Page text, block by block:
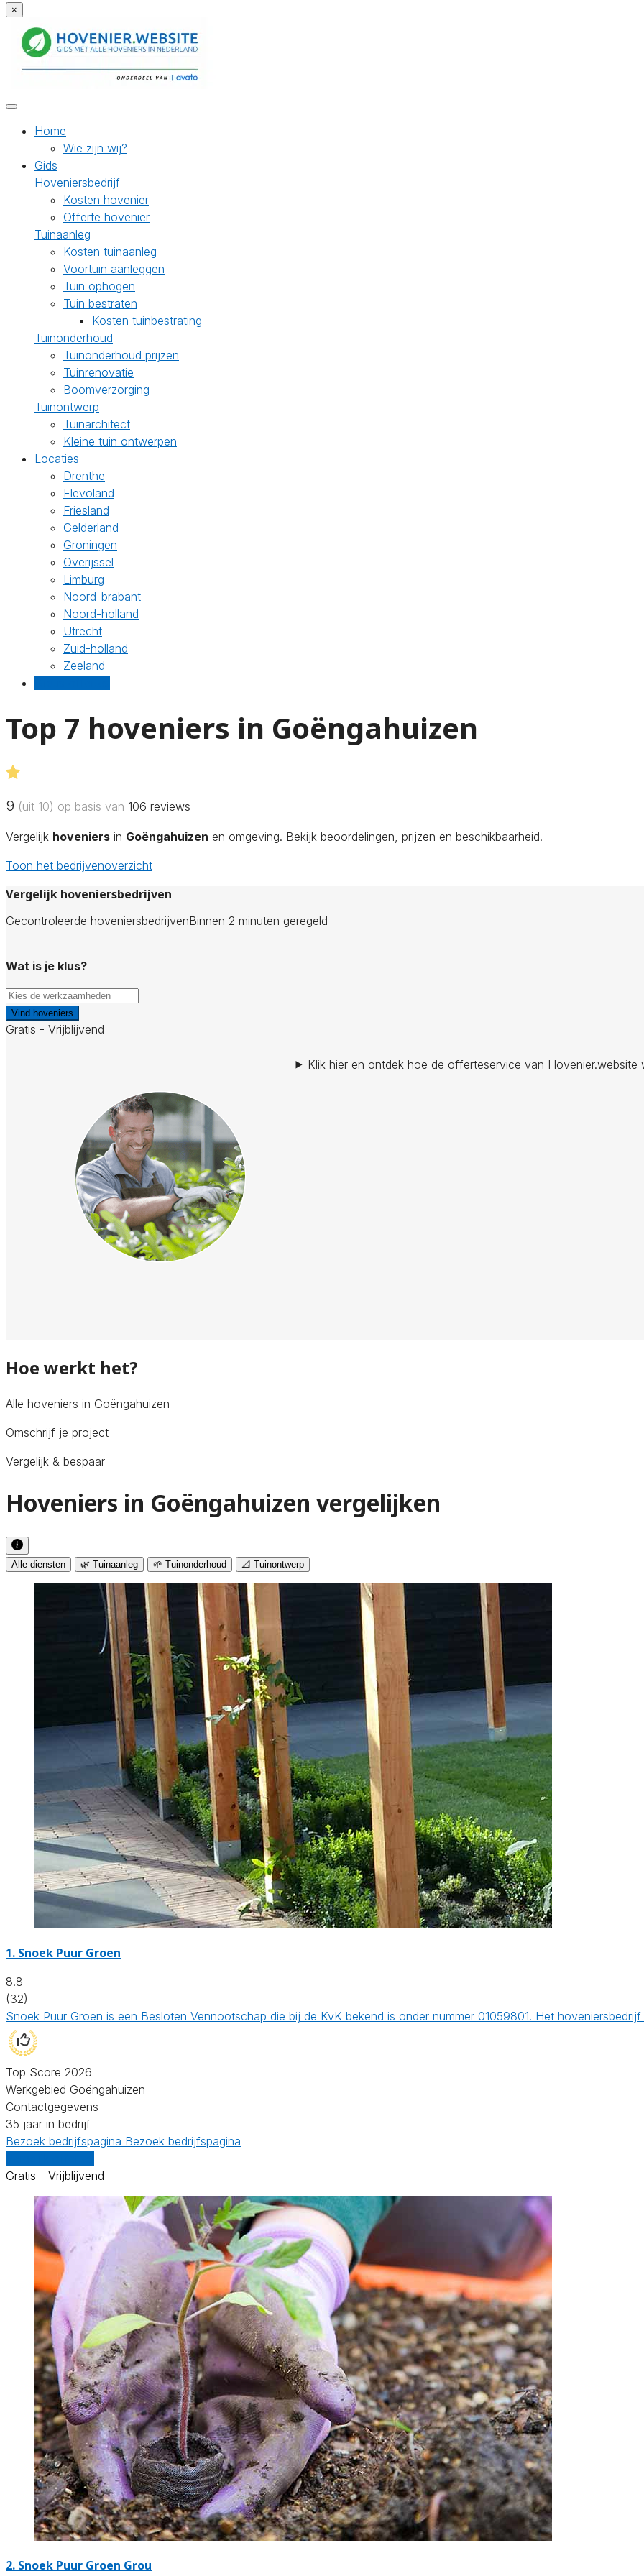
×
Home
Wie zijn wij?
Gids
Hoveniersbedrijf
Kosten hovenier
Offerte hovenier
Tuinaanleg
Kosten tuinaanleg
Voortuin aanleggen
Tuin ophogen
Tuin bestraten
Kosten tuinbestrating
Tuinonderhoud
Tuinonderhoud prijzen
Tuinrenovatie
Boomverzorging
Tuinontwerp
Tuinarchitect
Kleine tuin ontwerpen
Locaties
Drenthe
Flevoland
Friesland
Gelderland
Groningen
Overijssel
Limburg
Noord-brabant
Noord-holland
Utrecht
Zuid-holland
Zeeland
Top 7 hoveniers in Goëngahuizen
9 (uit 10) op basis van 106 reviews
Vergelijk hoveniers in Goëngahuizen en omgeving. Bekijk beoordelingen, prijzen en beschikbaarheid.
Toon het bedrijvenoverzicht
Vergelijk hoveniersbedrijven
Gecontroleerde hoveniersbedrijvenBinnen 2 minuten geregeld
Wat is je klus?
Vind hoveniers
Gratis - Vrijblijvend
Klik hier en ontdek hoe de offerteservice van Hovenier.website
Hoe werkt het?
Alle hoveniers in Goëngahuizen
Omschrijf je project
Vergelijk & bespaar
Hoveniers in Goëngahuizen vergelijken
Alle diensten 🌿 Tuinaanleg 🌱 Tuinonderhoud 📐 Tuinontwerp
1. Snoek Puur Groen
8.8
(32)
Snoek Puur Groen is een Besloten Vennootschap die bij de KvK bekend is onder nummer 01059801. Het
Top Score 2026
Werkgebied Goëngahuizen
Contactgegevens
35 jaar in bedrijf
Bezoek bedrijfspagina Bezoek bedrijfspagina
Gratis - Vrijblijvend
2. Snoek Puur Groen Grou